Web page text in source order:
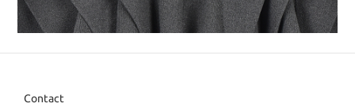
Contact